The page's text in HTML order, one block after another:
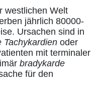
westlichen Welt
jährlich 80000-
Ursachen sind in
Tachykardien oder
mit terminaler
bradykarde
für den